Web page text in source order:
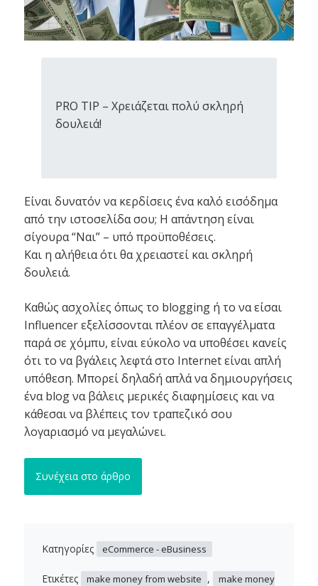
PRO TIP – Χρειάζεται πολύ σκληρή
δουλειά!
Είναι δυνατόν να κερδίσεις ένα καλό εισόδημα
από την ιστοσελίδα σου; Η απάντηση είναι
σίγουρα “Ναι” – υπό προϋποθέσεις.
Και η αλήθεια ότι θα χρειαστεί και σκληρή
δουλειά.
Καθώς ασχολίες όπως το blogging ή το να είσαι
Influencer εξελίσσονται πλέον σε επαγγέλματα
παρά σε χόμπυ, είναι εύκολο να υποθέσει κανείς
ότι το να βγάλεις λεφτά στο Internet είναι απλή
υπόθεση. Μπορεί δηλαδή απλά να δημιουργήσεις
ένα blog να βάλεις μερικές διαφημίσεις και να
κάθεσαι να βλέπεις τον τραπεζικό σου
λογαριασμό να μεγαλώνει.
Συνέχεια στο άρθρο
Κατηγορίες eCommerce - eBusiness
Ετικέτες make money from website ,
make money